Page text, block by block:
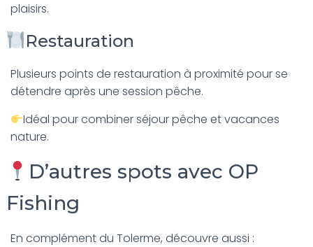
plaisirs.
Restauration
Plusieurs points de restauration à proximité pour se
détendre après une session pêche.
Idéal pour combiner séjour pêche et vacances
nature.
D’autres spots avec OP
Fishing
En complément du Tolerme, découvre aussi :